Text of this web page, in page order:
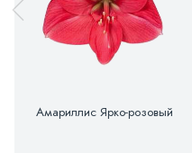
Амариллис Ярко-розовый